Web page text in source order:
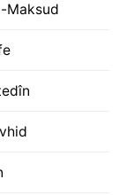
Maksud